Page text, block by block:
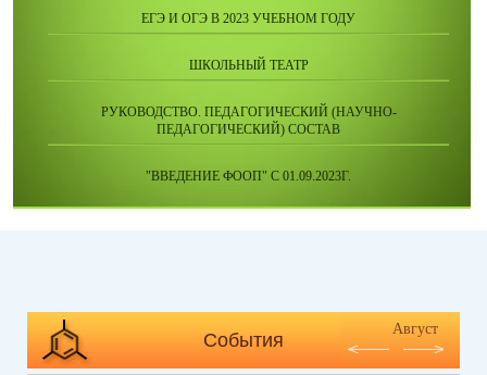
ЕГЭ И ОГЭ В 2023 УЧЕБНОМ ГОДУ
ШКОЛЬНЫЙ ТЕАТР
РУКОВОДСТВО. ПЕДАГОГИЧЕСКИЙ (НАУЧНО-
ПЕДАГОГИЧЕСКИЙ) СОСТАВ
"ВВЕДЕНИЕ ФООП" С 01.09.2023Г.
События
Август